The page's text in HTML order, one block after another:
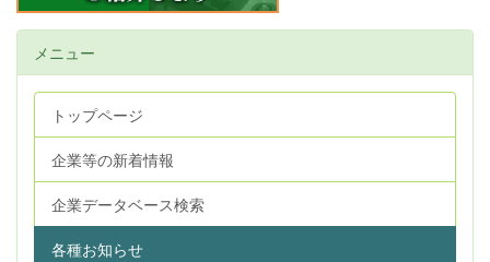
メニュー
トップページ
企業等の新着情報
企業データベース検索
各種お知らせ